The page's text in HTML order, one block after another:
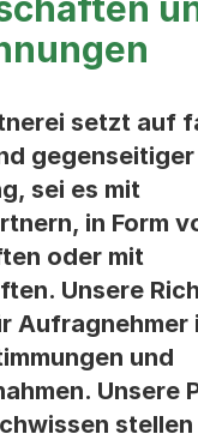
setzt auf
gegenseitiger
sei es mit
in Form
oder mit
Unsere
Aufragnehmer
und
Unsere